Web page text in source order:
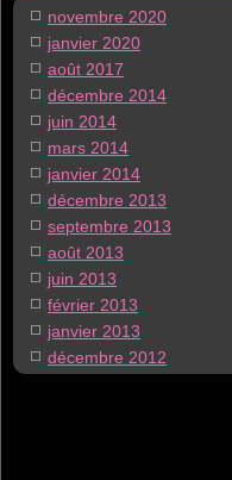
novembre 2020
janvier 2020
août 2017
décembre 2014
juin 2014
mars 2014
janvier 2014
décembre 2013
septembre 2013
août 2013
juin 2013
février 2013
janvier 2013
décembre 2012